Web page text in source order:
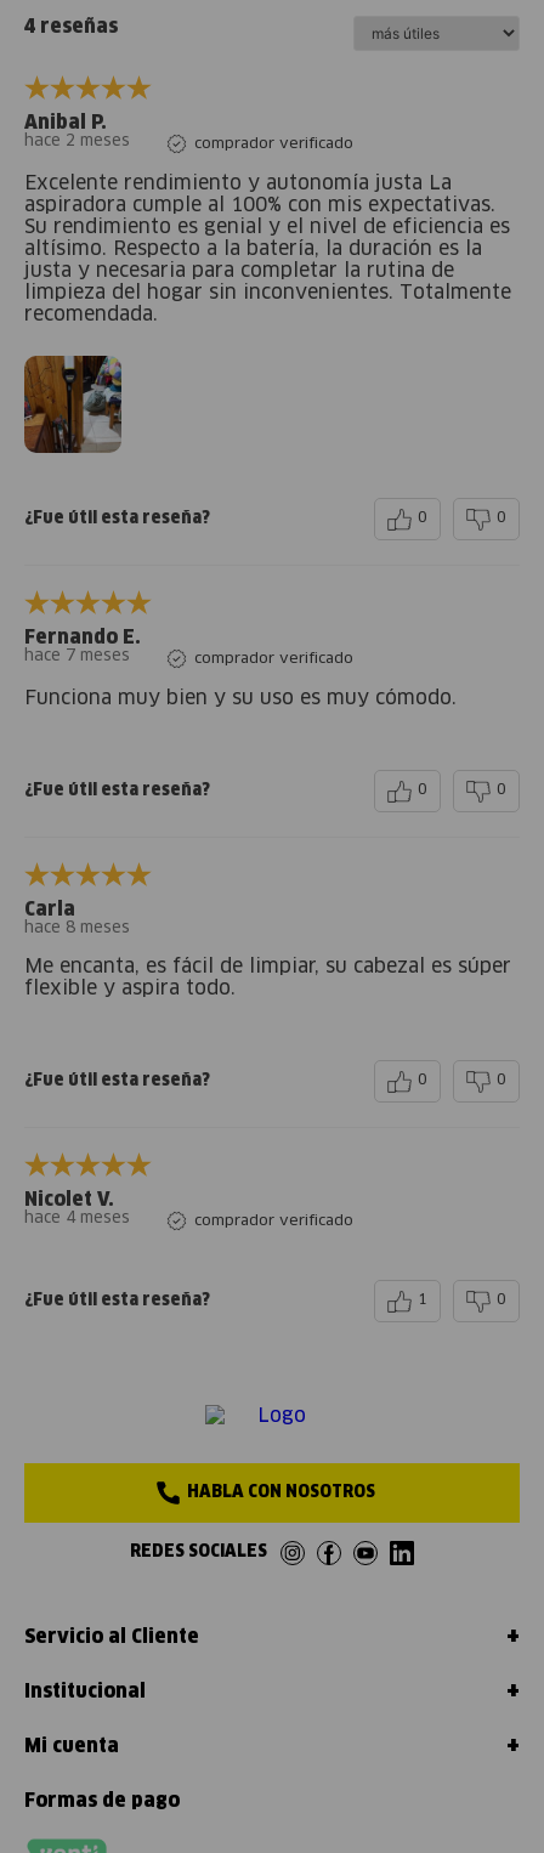
4 reseñas
Anibal P.
hace 2 meses comprador verificado
Excelente rendimiento y autonomía justa La
aspiradora cumple al 100% con mis expectativas.
Su rendimiento es genial y el nivel de eficiencia es
altísimo. Respecto a la batería, la duración es la
justa y necesaria para completar la rutina de
limpieza del hogar sin inconvenientes. Totalmente
recomendada.
¿Fue útil esta reseña? 0 0
Fernando E.
hace 7 meses comprador verificado
Funciona muy bien y su uso es muy cómodo.
¿Fue útil esta reseña? 0 0
Carla
hace 8 meses
Me encanta, es fácil de limpiar, su cabezal es súper
flexible y aspira todo.
¿Fue útil esta reseña? 0 0
Nicolet V.
hace 4 meses comprador verificado
¿Fue útil esta reseña? 1 0
HABLA CON NOSOTROS
REDES SOCIALES
Servicio al Cliente +
Institucional +
Mi cuenta +
Formas de pago